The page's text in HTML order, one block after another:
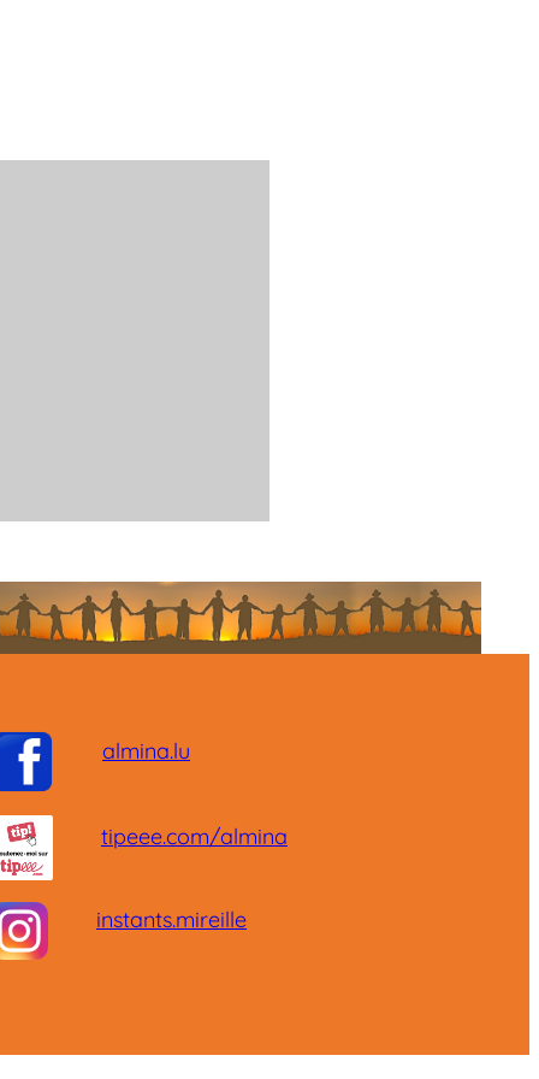
almina.lu
tipeee.com/almina
instants.mireille